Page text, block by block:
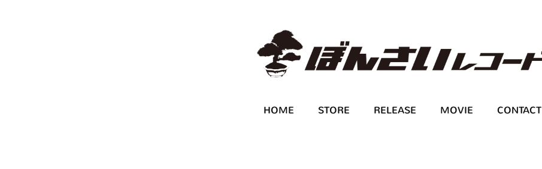
HOME STORE RELEASE MOVIE CONTACT